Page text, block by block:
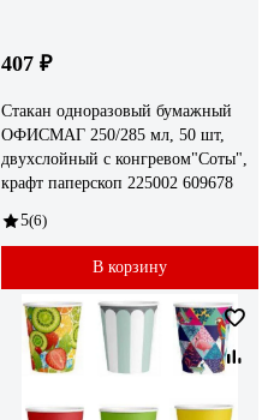
407 ₽
Стакан одноразовый бумажный
ОФИСМАГ 250/285 мл, 50 шт,
двухслойный с конгревом"Соты",
крафт паперскоп 225002 609678
5(6)
В корзину